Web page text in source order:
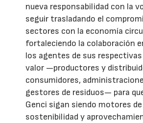
nueva responsabilidad con la
seguir trasladando el
sectores con la economía
fortaleciendo la colaboración
los agentes de sus respectivas
valor —productores y
consumidores,
gestores de residuos— para
Genci sigan siendo motores de
sostenibilidad y